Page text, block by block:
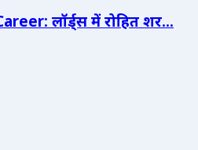
लॉर्ड्स में रोहित शर...